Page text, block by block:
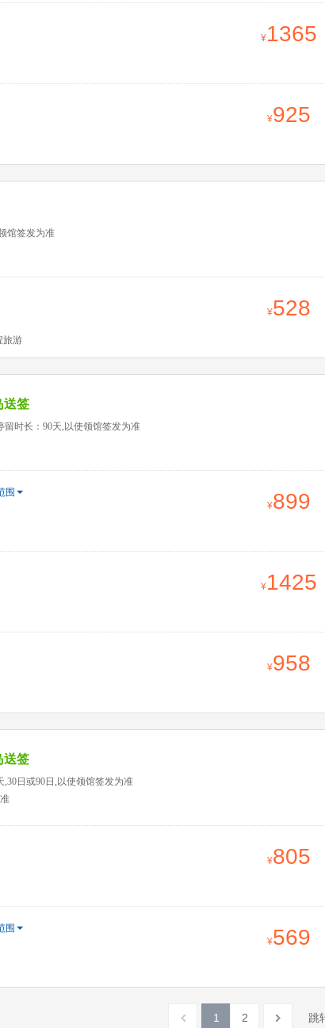
1365
925
馆签发为准
旅游
528
送签
留时长：90天,以使领馆签发为准
围
899
1425
958
送签
,30日或90日,以使领馆签发为准
805
围
569
1 2 跳